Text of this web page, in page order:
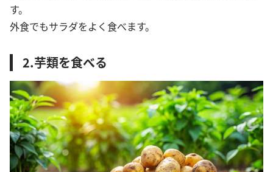
す。
外食でもサラダをよく食べます。
2.芋類を食べる